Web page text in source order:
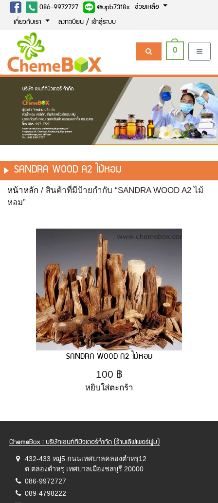
086-9972727 @upb7318x ช่วยเหลือ
เกี่ยวกับเรา ลงทะเบียน / เข้าสู่ระบบ
0
SANDRA WOOD A2 ไม้หอม
หน้าหลัก / สินค้าที่มีป้ายกำกับ “SANDRA WOOD A2 ไม้
หอม”
SANDRA WOOD A2 ไม้หอม
100 ฿
หยิบใส่ตะกร้า
ChemeBox : บริษัทเซนท์ทิบิวเตอร์จำกัด (ร้านเลิฟเพอร์ฟูม)
432-433 หมู่5 ถนนเทศบาลคลองตำหรุ12
ต.ตลองตำหรุ เทศบาลเมืองชลบุรี 20000
086-9972727
089-4798222